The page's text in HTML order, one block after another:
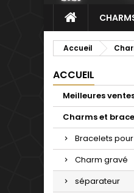
Accueil
ACCUEIL
Meilleures
Charms et
Bracelets
Charm gravé
séparateur